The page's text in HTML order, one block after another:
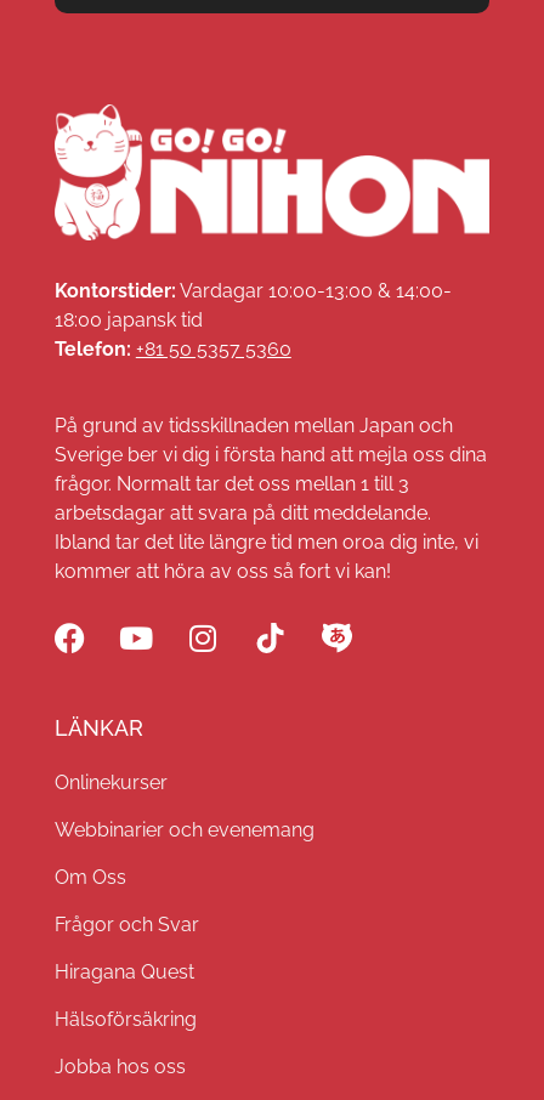
Kontorstider: Vardagar 10:00-13:00 & 14:00-
18:00 japansk tid
Telefon: +81 50 5357 5360
På grund av tidsskillnaden mellan Japan och
Sverige ber vi dig i första hand att mejla oss dina
frågor. Normalt tar det oss mellan 1 till 3
arbetsdagar att svara på ditt meddelande.
Ibland tar det lite längre tid men oroa dig inte, vi
kommer att höra av oss så fort vi kan!
LÄNKAR
Onlinekurser
Webbinarier och evenemang
Om Oss
Frågor och Svar
Hiragana Quest
Hälsoförsäkring
Jobba hos oss